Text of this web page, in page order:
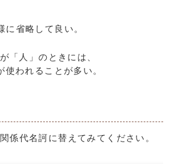
に省略して良い。
「人」のときには、
使われることが多い。
係代名訶に替えてみてください。